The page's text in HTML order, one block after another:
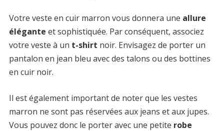
Votre veste en cuir marron vous donnera une allure
élégante et sophistiquée. Par conséquent, associez
votre veste à un t-shirt noir. Envisagez de porter un
pantalon en jean bleu avec des talons ou des bottines
en cuir noir.
Il est également important de noter que les vestes
marron ne sont pas réservées aux jeans et aux jupes.
Vous pouvez donc le porter avec une petite robe